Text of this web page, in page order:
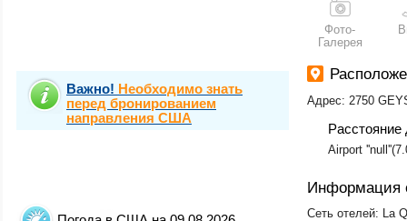
Важно! Необходимо знать
перед бронированием
направления США
Фото-
Галерея
Адрес: 2750
Расстояние
Airport
Информация
Сеть отелей: La